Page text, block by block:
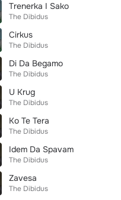
Trenerka I Sako
The Dibidus
Cirkus
The Dibidus
Di Da Begamo
The Dibidus
U Krug
The Dibidus
Ko Te Tera
The Dibidus
Idem Da Spavam
The Dibidus
Zavesa
The Dibidus